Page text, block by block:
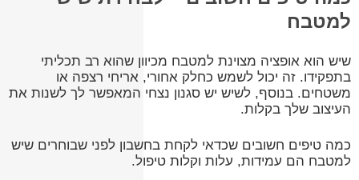
למטבח
שיש הוא אופציה מצוינת למטבח מכיוון שהוא רב תכליתי
בתפקידו. זה יכול לשמש כחלק אחורי, אריחי רצפה או
משטחים. בנוסף, לשיש יש סגנון נצחי המאפשר לך לשנות את
העיצוב שלך בקלות.
כמה טיפים חשובים שכדאי לקחת בחשבון לפני שבוחרים שיש
למטבח הם עמידות, עלות וקלות טיפול.